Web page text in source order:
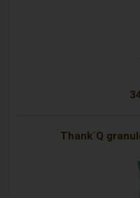
Thank´Q